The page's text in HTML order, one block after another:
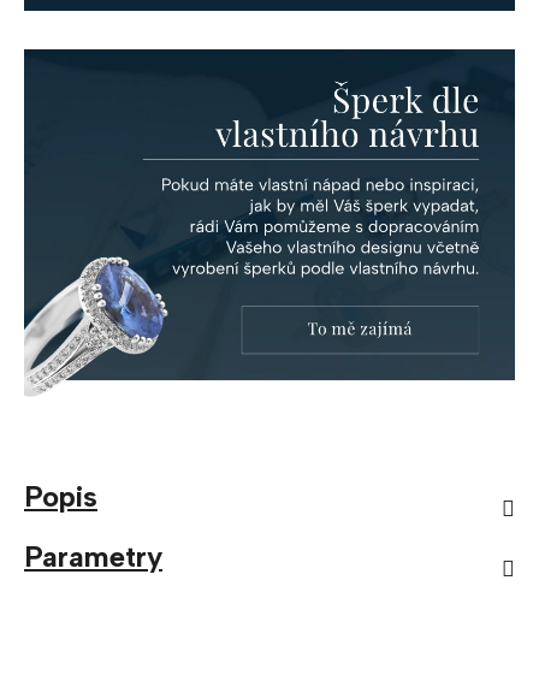
Popis
Parametry